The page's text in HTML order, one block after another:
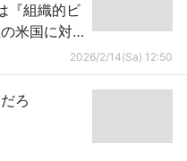
『組織的ビ
米国に対
」
2026/2/14(Sa) 12:50
ろ